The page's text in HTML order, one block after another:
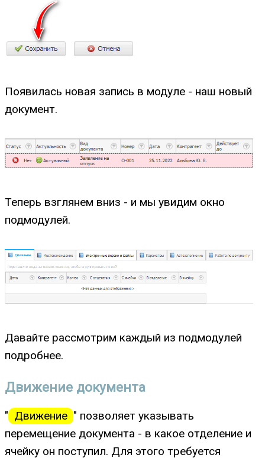
Появилась новая запись в модуле - наш новый
документ.
Теперь взглянем вниз - и мы увидим окно
подмодулей.
Давайте рассмотрим каждый из подмодулей
подробнее.
Движение документа
" Движение " позволяет указывать
перемещение документа - в какое отделение и
ячейку он поступил. Для этого требуется